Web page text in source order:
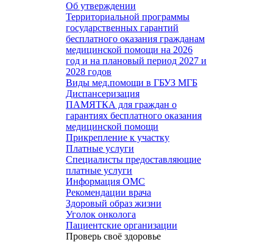
Об утверждении
Территориальной программы
государственных гарантий
бесплатного оказания гражданам
медицинской помощи на 2026
год и на плановый период 2027 и
2028 годов
Виды мед.помощи в ГБУЗ МГБ
Диспансеризация
ПАМЯТКА для граждан о
гарантиях бесплатного оказания
медицинской помощи
Прикрепление к участку
Платные услуги
Специалисты предоставляющие
платные услуги
Информация ОМС
Рекомендации врача
Здоровый образ жизни
Уголок онколога
Пациентские организации
Проверь своё здоровье